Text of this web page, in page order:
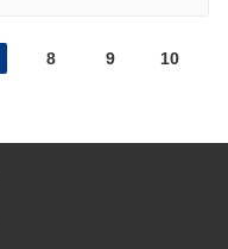
8 9 10